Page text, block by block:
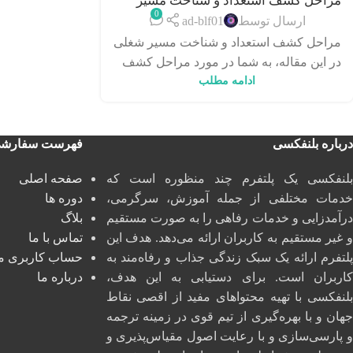
ارسال توسط ad-blf01
0
مراحل کشف استعداد و شناخت مسیر شغلی
در این مقاله، به شما در مورد مراحل کشف
استعداد و شناخت مسیر شغلی تو...
ادامه مطلب
درباره بلنفکسی
بلنفکسی یک پلتفرم چند منظوره است که
خدمات مختلفی از جمله آموزش، سرگرمی،
درآمدزایی و خدمات رفاهی را به صورت مستقیم
و غیر مستقیم به کاربران ارائه می‌دهد. هدف این
پلتفرم ارائه یک سبک زندگی جذاب و رفاه‌مند به
کاربران است. برای دستیابی به این هدف،
بلنفکسی با تهیه محتواهای مفید از اقصی نقاط
جهان و با بهره‌گیری از تیم قوی در زمینه ترجمه
و پارسی‌سازی و با رعایت اصول مقیاس‌پذیری و
فهرست
صفحه اصلی
دوره ها
بلاگ
تماس با ما
حساب کاربری
درباره ما